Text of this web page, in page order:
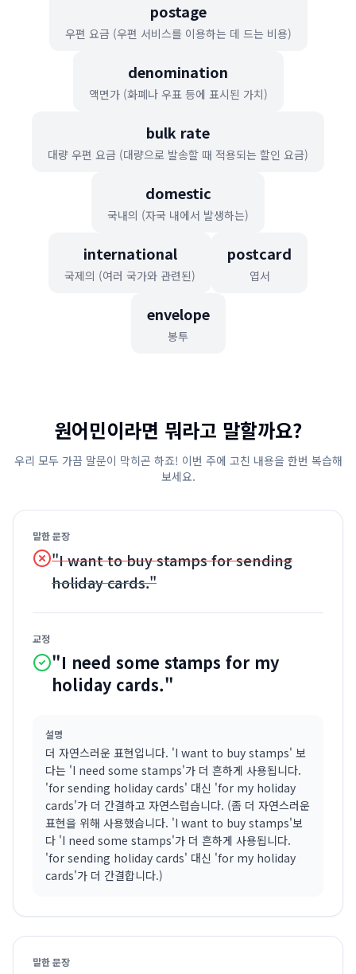
postage
우편 요금 (우편 서비스를 이용하는 데 드는 비용)
denomination
액면가 (화폐나 우표 등에 표시된 가치)
bulk rate
대량 우편 요금 (대량으로 발송할 때 적용되는 할인 요금)
domestic
국내의 (자국 내에서 발생하는)
international
국제의 (여러 국가와 관련된)
postcard
엽서
envelope
봉투
원어민이라면 뭐라고 말할까요?
우리 모두 가끔 말문이 막히곤 하죠! 이번 주에 고친 내용을 한번 복습해
보세요.
말한 문장
"I want to buy stamps for sending
holiday cards."
교정
"I need some stamps for my
holiday cards."
설명
더 자연스러운 표현입니다. 'I want to buy stamps' 보
다는 'I need some stamps'가 더 흔하게 사용됩니다.
'for sending holiday cards' 대신 'for my holiday
cards'가 더 간결하고 자연스럽습니다. (좀 더 자연스러운
표현을 위해 사용했습니다. 'I want to buy stamps'보
다 'I need some stamps'가 더 흔하게 사용됩니다.
'for sending holiday cards' 대신 'for my holiday
cards'가 더 간결합니다.)
말한 문장